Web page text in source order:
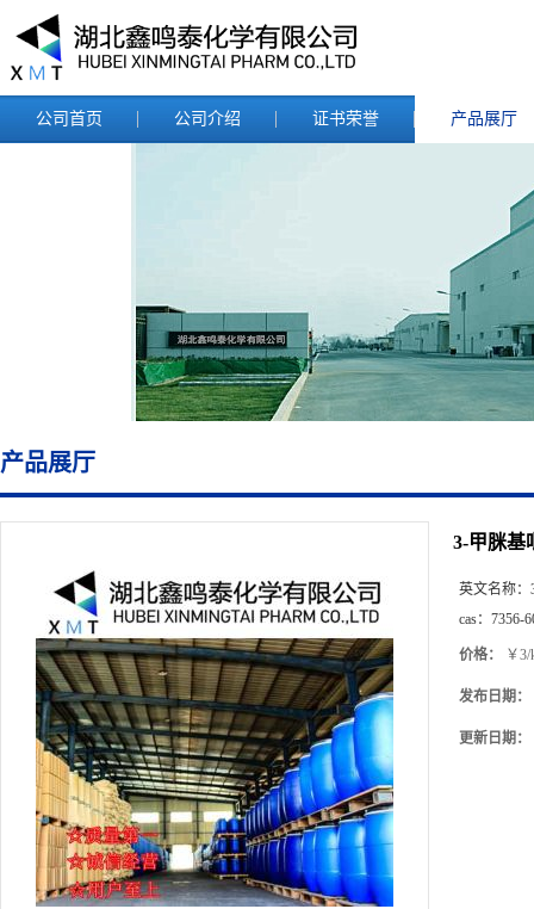
公司首页 公司介绍 证书荣誉 产品展厅
产品展厅
3-甲脒基
英文名称：
cas： 7356-
价格： ￥3/
发布日期：
更新日期：